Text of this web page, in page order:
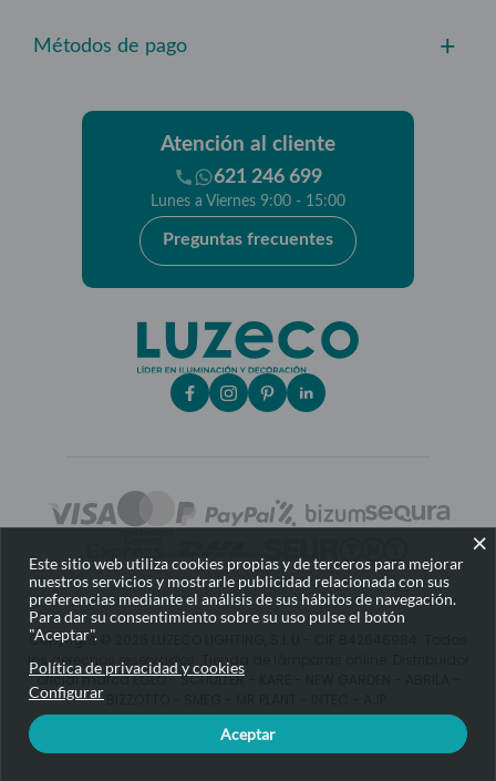
Métodos de pago +
Atención al cliente
621 246 699
Lunes a Viernes 9:00 - 15:00
Preguntas frecuentes
Copyright © 2025 LUZECO LIGHTING, S.L.U - CIF B42646984. Todos
los derechos reservados. Tienda de lámparas online. Distribuidor
oficial marca EGLO - SCHULLER - KARE - NEW GARDEN - ABRILA -
×
Este sitio web utiliza cookies propias y de terceros para mejorar
nuestros servicios y mostrarle publicidad relacionada con sus
preferencias mediante el análisis de sus hábitos de navegación.
Para dar su consentimiento sobre su uso pulse el botón
"Aceptar".
Política de privacidad y cookies
Configurar
Aceptar